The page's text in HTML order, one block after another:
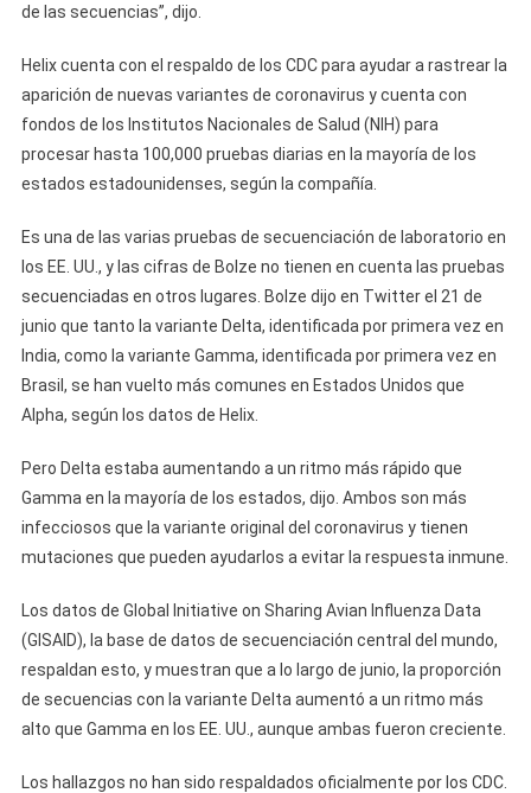
de las secuencias”, dijo.
Helix cuenta con el respaldo de los CDC para ayudar a rastrear la
aparición de nuevas variantes de coronavirus y cuenta con
fondos de los Institutos Nacionales de Salud (NIH) para
procesar hasta 100,000 pruebas diarias en la mayoría de los
estados estadounidenses, según la compañía.
Es una de las varias pruebas de secuenciación de laboratorio en
los EE. UU., y las cifras de Bolze no tienen en cuenta las pruebas
secuenciadas en otros lugares. Bolze dijo en Twitter el 21 de
junio que tanto la variante Delta, identificada por primera vez en
India, como la variante Gamma, identificada por primera vez en
Brasil, se han vuelto más comunes en Estados Unidos que
Alpha, según los datos de Helix.
Pero Delta estaba aumentando a un ritmo más rápido que
Gamma en la mayoría de los estados, dijo. Ambos son más
infecciosos que la variante original del coronavirus y tienen
mutaciones que pueden ayudarlos a evitar la respuesta inmune.
Los datos de Global Initiative on Sharing Avian Influenza Data
(GISAID), la base de datos de secuenciación central del mundo,
respaldan esto, y muestran que a lo largo de junio, la proporción
de secuencias con la variante Delta aumentó a un ritmo más
alto que Gamma en los EE. UU., aunque ambas fueron creciente.
Los hallazgos no han sido respaldados oficialmente por los CDC.